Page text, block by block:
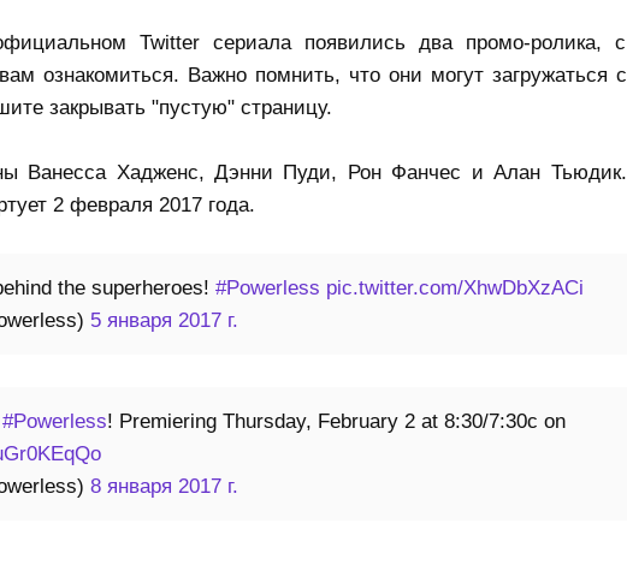
Twitter сериала появились два промо-ролика, с
ознакомиться. Важно помнить, что они могут загружаться с
закрывать "пустую" страницу.
Ванесса Хадженс, Дэнни Пуди, Рон Фанчес и Алан Тьюдик.
2 февраля 2017 года.
the superheroes! #Powerless pic.twitter.com/XhwDbXzACi
5 января 2017 г.
#Powerless! Premiering Thursday, February 2 at 8:30/7:30c on
8 января 2017 г.